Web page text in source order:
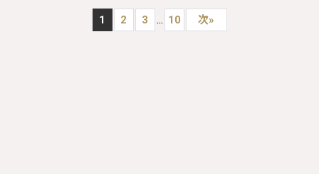
1 2 3 ... 10 次»